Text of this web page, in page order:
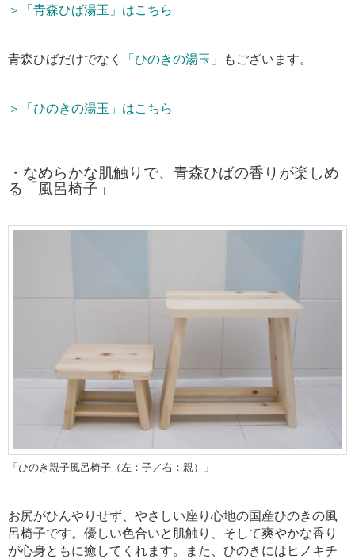
＞「青森ひば湯玉」はこちら
青森ひばだけでなく 「ひのきの湯玉」 もございます。
＞「ひのきの湯玉」はこちら
・なめらかな肌触りで、青森ひばの香りが楽しめ
る「風呂椅子」
「ひのき親子風呂椅子（左：子／右：親）」
お尻がひんやりせず、やさしい座り心地の国産ひのきの風
呂椅子です。優しい色合いと肌触り、そして爽やかな香り
が心身ともに癒してくれます。また、ひのきにはヒノキチ